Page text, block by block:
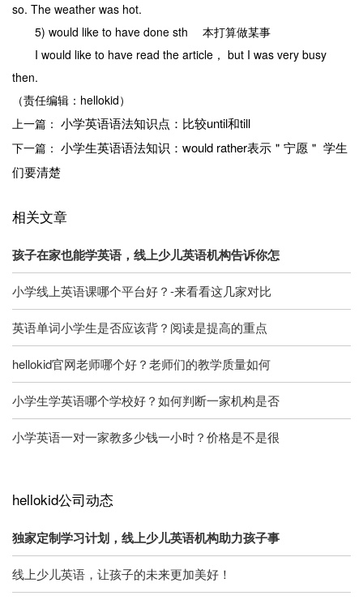
so. The weather was hot.
5) would like to have done sth 本打算做某事
I would like to have read the article， but I was very busy
then.
（责任编辑：hellokid）
上一篇： 小学英语语法知识点：比较until和till
下一篇： 小学生英语语法知识：would rather表示＂宁愿＂ 学生
们要清楚
相关文章
孩子在家也能学英语，线上少儿英语机构告诉你怎
小学线上英语课哪个平台好？-来看看这几家对比
英语单词小学生是否应该背？阅读是提高的重点
hellokid官网老师哪个好？老师们的教学质量如何
小学生学英语哪个学校好？如何判断一家机构是否
小学英语一对一家教多少钱一小时？价格是不是很
hellokid公司动态
独家定制学习计划，线上少儿英语机构助力孩子事
线上少儿英语，让孩子的未来更加美好！